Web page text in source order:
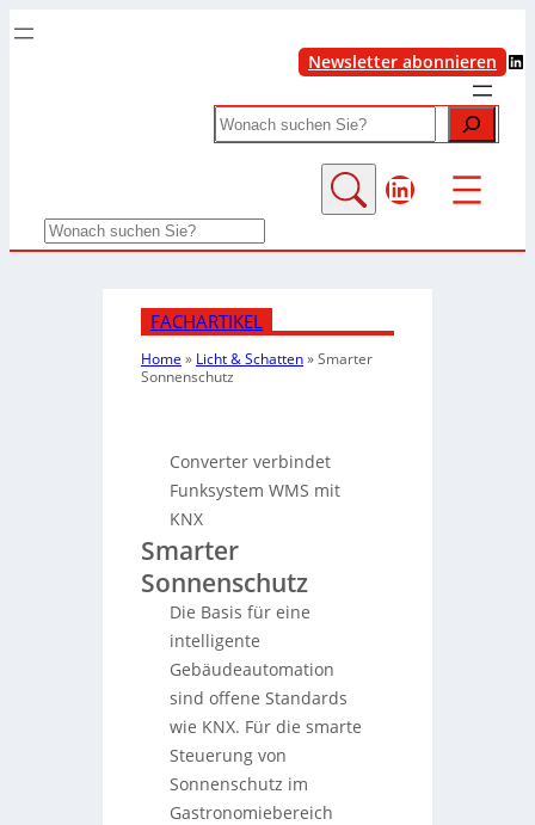
Newsletter abonnieren LinkedIn
Search
LinkedIn
Search
FACHARTIKEL
Home » Licht & Schatten»Smarter
Sonnenschutz
Converter verbindet
Funksystem WMS mit
KNX
Smarter
Sonnenschutz
Die Basis für eine
intelligente
Gebäudeautomation
sind offene Standards
wie KNX. Für die smarte
Steuerung von
Sonnenschutz im
Gastronomiebereich